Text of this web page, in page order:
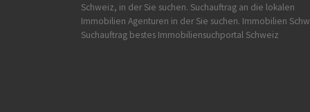
Schweiz, in der Sie suchen. Suchauftrag an die lokalen
Immobilien Agenturen in der Sie suchen. Immobilien
Suchauftrag bestes Immobiliensuchportal Schweiz